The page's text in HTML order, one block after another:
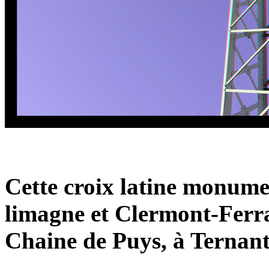
Cette croix latine
limagne et Clermont-
Chaine de Puys, à